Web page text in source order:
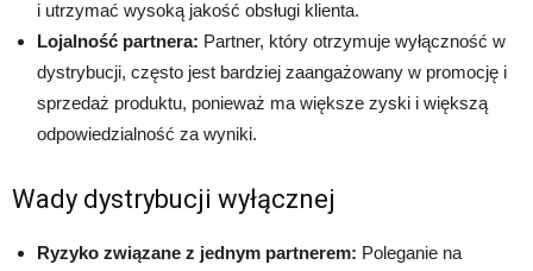
i utrzymać wysoką jakość obsługi klienta.
Lojalność partnera: Partner, który otrzymuje wyłączność w
dystrybucji, często jest bardziej zaangażowany w promocję i
sprzedaż produktu, ponieważ ma większe zyski i większą
odpowiedzialność za wyniki.
Wady dystrybucji wyłącznej
Ryzyko związane z jednym partnerem: Poleganie na